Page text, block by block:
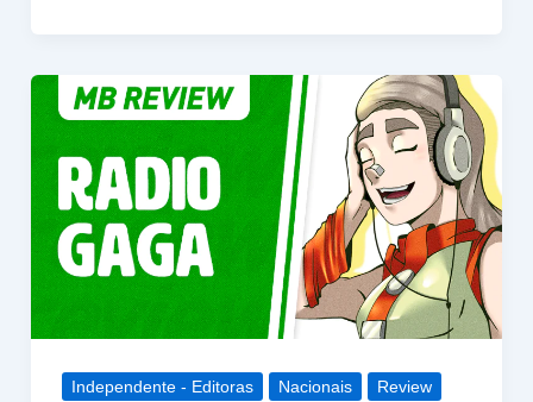
Independente - Editoras Nacionais Review